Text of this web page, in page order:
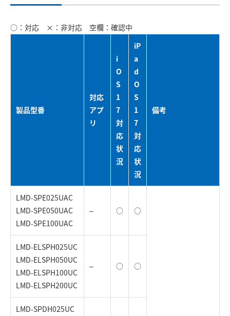
○：対応 ×：非対応 空欄：確認中
製品型番
対応
アプ
リ
i
O
S
1
7
対
応
状
況
iP
a
d
O
S
1
7
対
応
状
況
備考
LMD-SPE025UAC
LMD-SPE050UAC
LMD-SPE100UAC
– ○ ○
LMD-ELSPH025UC
LMD-ELSPH050UC
LMD-ELSPH100UC
LMD-ELSPH200UC
– ○ ○
LMD-SPDH025UC